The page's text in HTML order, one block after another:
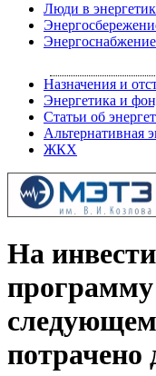
Люди в
Энергоснабжение
Назначения и
Энергетика и
Статьи об
Альтернативная
ЖКХ
На
следующем
потрачено